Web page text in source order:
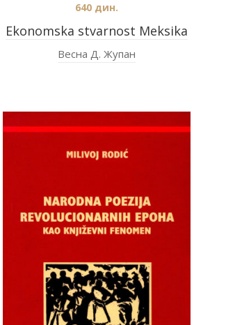
Ekonomska stvarnost Meksika
640 дин.
Весна Д. Жупан